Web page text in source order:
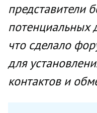
представители
потенциальных
что сделало
для
контактов и